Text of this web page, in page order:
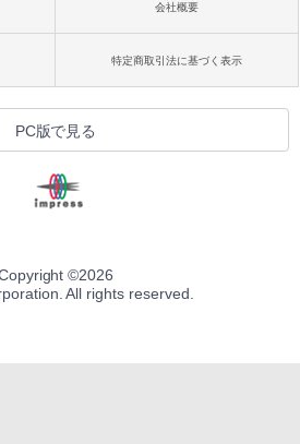
会社概要
特定商取引法に基づく表示
PC版で見る
©2026
All rights reserved.